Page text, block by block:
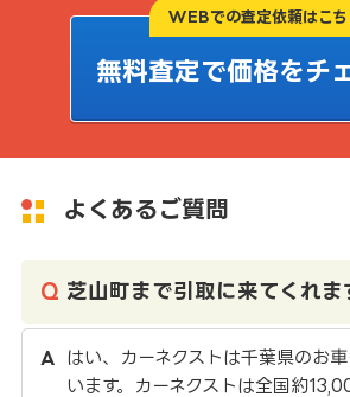
WEBでの査定依頼はこち
無料査定で価格をチ
よくあるご質問
芝山町まで引取に来てくれま
はい、カーネクストは千葉県のお
います。カーネクストは全国約